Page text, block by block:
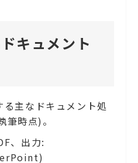
キュメント
主なドキュメント処
時点)。
、出力: